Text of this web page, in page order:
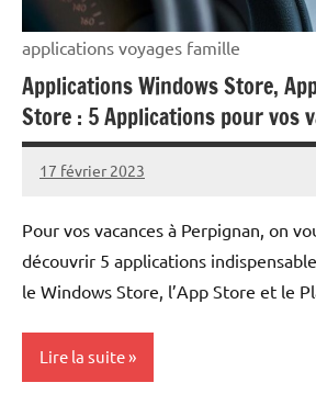
applications voyages famille
Applications Windows Store,
Store : 5 Applications pour vos
17 février 2023
rédaction
Pour vos vacances à Perpignan, on
découvrir 5 applications
le Windows Store, l’App Store et le
Lire la suite